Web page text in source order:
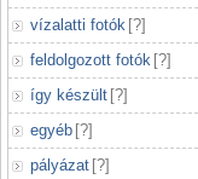
vízalatti fotók [?]
feldolgozott fotók [?]
így készült [?]
egyéb [?]
pályázat [?]